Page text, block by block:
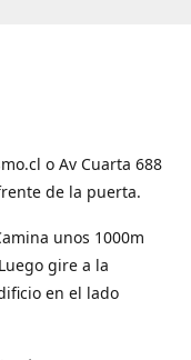
o Av Cuarta 688
de la puerta.
unos 1000m
gire a la
en el lado